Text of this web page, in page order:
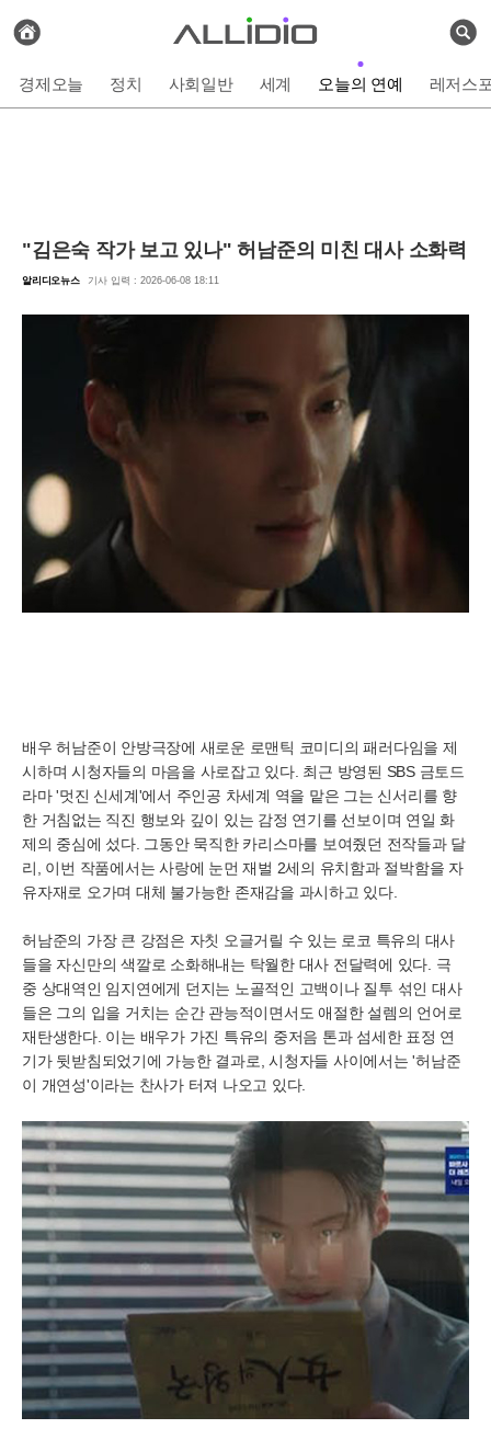
검
전
체
사
보
기
경제오늘 정치 사회일반 세계 오늘의 연예 레저스
"김은숙 작가 보고 있나" 허남준의 미친 대사 소화력
알리디오뉴스 기사 입력 : 2026-06-08 18:11
배우 허남준이 안방극장에 새로운 로맨틱 코미디의 패러다임을 제
시하며 시청자들의 마음을 사로잡고 있다. 최근 방영된 SBS 금토드
라마 '멋진 신세계'에서 주인공 차세계 역을 맡은 그는 신서리를 향
한 거침없는 직진 행보와 깊이 있는 감정 연기를 선보이며 연일 화
제의 중심에 섰다. 그동안 묵직한 카리스마를 보여줬던 전작들과 달
리, 이번 작품에서는 사랑에 눈먼 재벌 2세의 유치함과 절박함을 자
유자재로 오가며 대체 불가능한 존재감을 과시하고 있다.
허남준의 가장 큰 강점은 자칫 오글거릴 수 있는 로코 특유의 대사
들을 자신만의 색깔로 소화해내는 탁월한 대사 전달력에 있다. 극
중 상대역인 임지연에게 던지는 노골적인 고백이나 질투 섞인 대사
들은 그의 입을 거치는 순간 관능적이면서도 애절한 설렘의 언어로
재탄생한다. 이는 배우가 가진 특유의 중저음 톤과 섬세한 표정 연
기가 뒷받침되었기에 가능한 결과로, 시청자들 사이에서는 '허남준
이 개연성'이라는 찬사가 터져 나오고 있다.